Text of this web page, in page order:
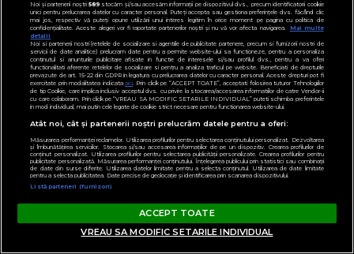
Noi și partenerii noștri589stocăm și/sau accesăm informații pe dispozitivul dvs., precum identificatorii cookie
unici pentru prelucrarea datelor cu caracter personal. Puteți accepta sau gestiona preferințele dvs. făcând clic
mai jos, respectiv vă puteți opune utilizării unui interes legitim în orice moment pe pagina cu politica de
confidențialitate. Aceste alegeri vor fi raportate partenerilor noștri și nu vă vor afecta navigarea.
Mai multe
detalii
Noi si partenerii nostri (retelele de socializare si agentiile de publicitate partenere, precum si furnizorii nostri de
servicii de date analitice) prelucram date pentru a permite website-ului sa functioneze, pentru a personaliza
continutul si anunturile publicitare afisate in functie de interesele si/sau profilul dvs., pentru a va oferi
functionalitati aferente retelelor de socializare si pentru a analiza traficul pe website. Beneficiati de drepturile
prevazute de art. 15-22 din GDPR in legatura cu prelucrarea datelor cu caracter personal. Aceste drepturi pot fi
exercitate prin modalitatea indicataaici. Prin click pe “ACCEPT TOATE”, acceptati folosirea tuturor Tehnologiilor
de tip Cookie, care implica inclusiv acceptul dvs. cu privire la stocarea/accesarea informatiilor de catre Vendor-ii
cu care colaboram. Prin click pe “VREAU SA MODIFIC SETARILE INDIVIDUAL” puteti schimba preferintele
in mod individual, mai putin cele legate de cookie strict necesare pentru functionarea website-ului.
Atât noi, cât și partenerii noștri prelucrăm datele pentru a oferi:
Măsurarea performanței reclamelor. Utilizarea profilurilor pentru selectarea conținutului personalizat. Dezvoltarea
și îmbunătățirea serviciilor. Stocarea și/sau accesarea informațiilor de pe un dispozitiv. Crearea profilurilor de
conținut personalizat. Utilizarea profilurilor pentru selectarea publicității personalizate. Crearea profilurilor pentru
publicitate personalizată. Măsurarea performanței conținutului. Înțelegerea publicului prin statistici sau combinații
de date din surse diferite. Utilizarea datelor limitate pentru a selecta conținutul. Utilizarea de date limitate
pentru a selecta publicitatea. Date precise de geolocație și identificarea prin scanarea dispozitivului.
Listă parteneri (furnizori)
ACCEPT TOATE
VREAU SA MODIFIC SETARILE INDIVIDUAL